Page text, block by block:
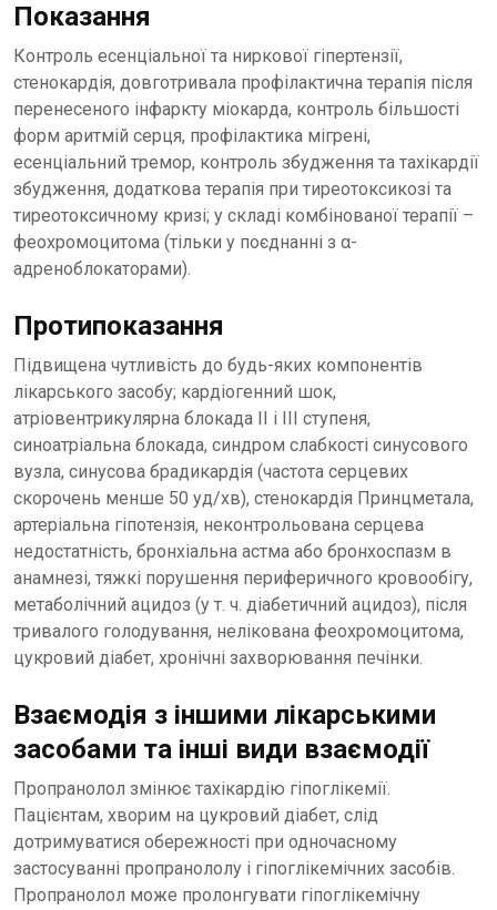
Показання
Контроль есенціальної та ниркової гіпертензії,
стенокардія, довготривала профілактична терапія після
перенесеного інфаркту міокарда, контроль більшості
форм аритмій серця, профілактика мігрені,
есенціальний тремор, контроль збудження та тахікардії
збудження, додаткова терапія при тиреотоксикозі та
тиреотоксичному кризі; у складі комбінованої терапії –
феохромоцитома (тільки у поєднанні з α-
адреноблокаторами).
Протипоказання
Підвищена чутливість до будь-яких компонентів
лікарського засобу; кардіогенний шок,
атріовентрикулярна блокада II і III ступеня,
синоатріальна блокада, синдром слабкості синусового
вузла, синусова брадикардія (частота серцевих
скорочень менше 50 уд/хв), стенокардія Принцметала,
артеріальна гіпотензія, неконтрольована серцева
недостатність, бронхіальна астма або бронхоспазм в
анамнезі, тяжкі порушення периферичного кровообігу,
метаболічний ацидоз (у т. ч. діабетичний ацидоз), після
тривалого голодування, нелікована феохромоцитома,
цукровий діабет, хронічні захворювання печінки.
Взаємодія з іншими лікарськими
засобами та інші види взаємодії
Пропранолол змінює тахікардію гіпоглікемії.
Пацієнтам, хворим на цукровий діабет, слід
дотримуватися обережності при одночасному
застосуванні пропранололу і гіпоглікемічних засобів.
Пропранолол може пролонгувати гіпоглікемічну